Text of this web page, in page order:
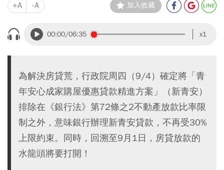
+A -A 加入收藏
00:00/06:35 x1
為解決房貸荒，行政院周四（9/4）確定將「青
年安心成家購屋優惠貸款精進方案」（新青安）
排除在《銀行法》第72條之2不動產放款比率限
制之外，意味銀行辦理新青安貸款，不再受30%
上限約束。同時，回溯至9月1日，房貸放款的
水龍頭將要打開！